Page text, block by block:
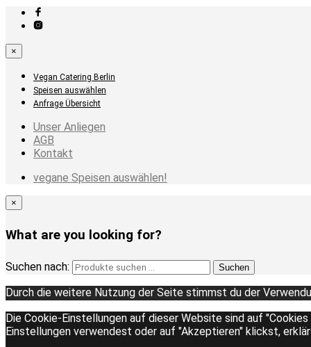
×
Vegan Catering Berlin
Speisen auswählen
Anfrage Übersicht
Unser Anliegen
AGB
Kontakt
vegane Speisen auswählen!
×
What are you looking for?
Suchen nach: Suchen
Durch die weitere Nutzung der Seite stimmst du der
Die Cookie-Einstellungen auf dieser Website sind auf
Einstellungen verwendest oder auf "Akzeptieren" klickst,